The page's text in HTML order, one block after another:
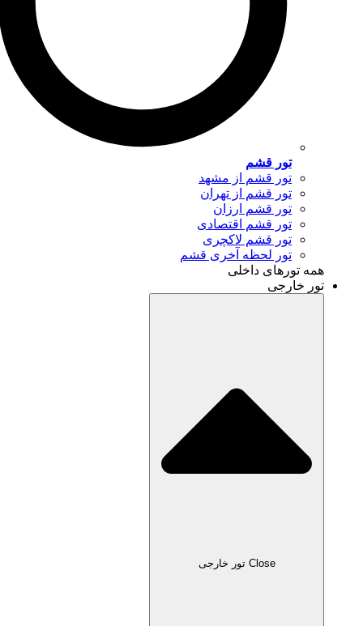
تور قشم
تور قشم از مشهد
تور قشم از تهران
تور قشم ارزان
تور قشم اقتصادی
تور قشم لاکچری
تور لحظه آخری قشم
همه تورهای داخلی
تور خارجی
Close تور خارجی